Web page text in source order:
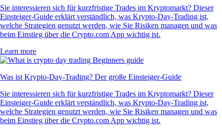
Sie interessieren sich für kurzfristige Trades im Kryptomarkt? Dieser
Einsteiger-Guide erklärt verständlich, was Krypto-Day-Trading ist,
welche Strategien genutzt werden, wie Sie Risiken managen und was
beim Einstieg über die Crypto.com App wichtig ist.
Learn more
Was ist Krypto-Day-Trading? Der große Einsteiger-Guide
Sie interessieren sich für kurzfristige Trades im Kryptomarkt? Dieser
Einsteiger-Guide erklärt verständlich, was Krypto-Day-Trading ist,
welche Strategien genutzt werden, wie Sie Risiken managen und was
beim Einstieg über die Crypto.com App wichtig ist.